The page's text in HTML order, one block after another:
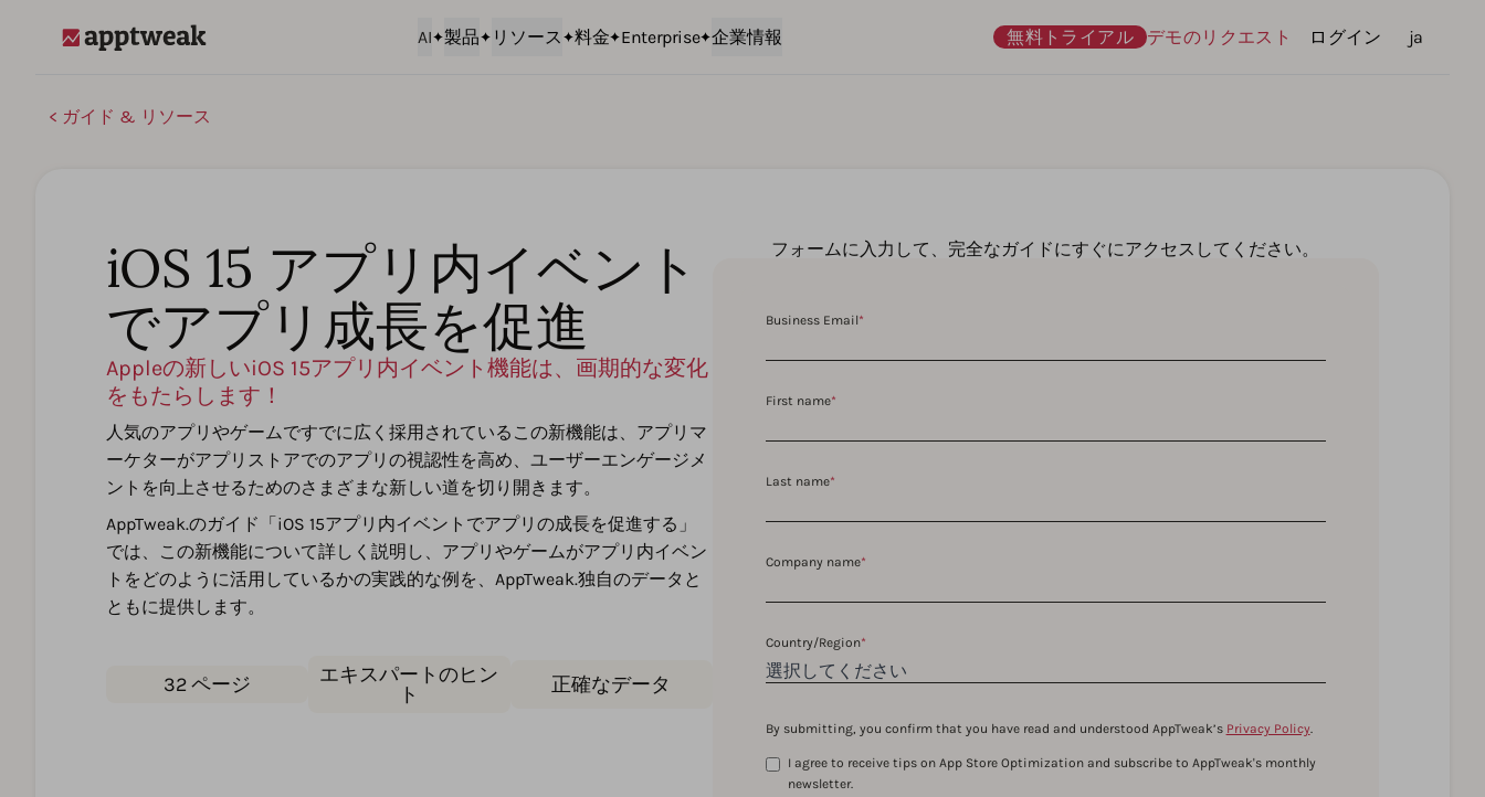
AI 製品 リソース 料金 Enterprise 企業情報 無料トライアル デモのリクエスト ログイン 言語
ja
ガイド & リソース
iOS 15 アプリ内イベント
でアプリ成長を促進
Appleの新しいiOS 15アプリ内イベント機能は、画期的な変化
をもたらします！
人気のアプリやゲームですでに広く採用されているこの新機能は、アプリマ
ーケターがアプリストアでのアプリの視認性を高め、ユーザーエンゲージメ
ントを向上させるためのさまざまな新しい道を切り開きます。
AppTweak.のガイド「iOS 15アプリ内イベントでアプリの成長を促進する」
では、この新機能について詳しく説明し、アプリやゲームがアプリ内イベン
トをどのように活用しているかの実践的な例を、AppTweak.独自のデータと
ともに提供します。
32 ページ
エキスパートのヒン
ト
正確なデータ
フォームに入力して、完全なガイドにすぐにアクセスしてください。
Business Email*
First name*
Last name*
Company name*
Country/Region*
By submitting, you confirm that you have read and understood AppTweak’s Privacy Policy.
I agree to receive tips on App Store Optimization and subscribe to AppTweak's monthly
newsletter.